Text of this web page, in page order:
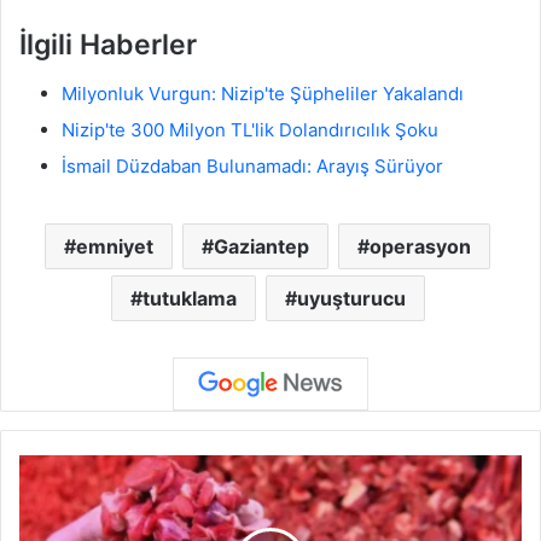
İlgili Haberler
Milyonluk Vurgun: Nizip'te Şüpheliler Yakalandı
Nizip'te 300 Milyon TL'lik Dolandırıcılık Şoku
İsmail Düzdaban Bulunamadı: Arayış Sürüyor
emniyet Gaziantep operasyon
tutuklama uyuşturucu
G
z